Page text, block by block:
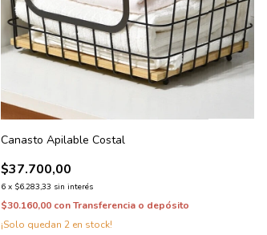
Canasto Apilable Costal
$37.700,00
6 x $6.283,33 sin interés
$30.160,00 conTransferencia o depósito
¡Solo quedan 2 en stock!